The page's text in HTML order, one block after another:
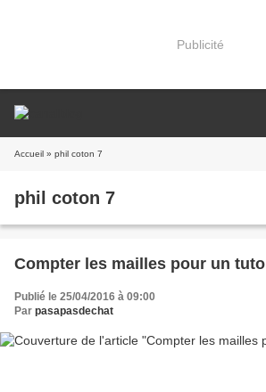
Publicité
Accueil » phil coton 7
phil coton 7
Compter les mailles pour un tuto
Publié le 25/04/2016 à 09:00
Par pasapasdechat